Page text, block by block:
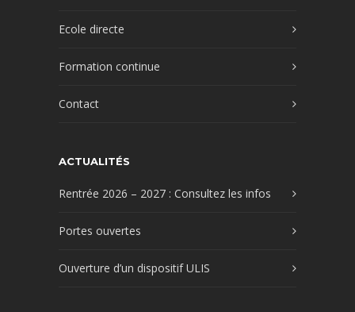
Ecole directe
Formation continue
Contact
ACTUALITÉS
Rentrée 2026 – 2027 : Consultez les infos
Portes ouvertes
Ouverture d’un dispositif ULIS